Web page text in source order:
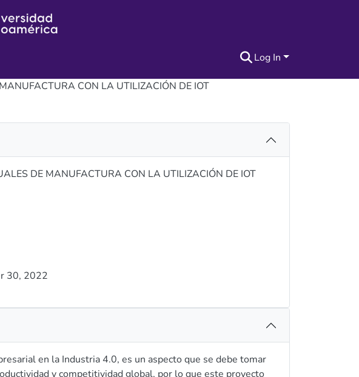
Log In
CON LA UTILIZACIÓN DE IOT
DE MANUFACTURA CON LA UTILIZACIÓN DE IOT
30, 2022
en la Industria 4.0, es un aspecto que se debe tomar
y competitividad global, por lo que este proyecto